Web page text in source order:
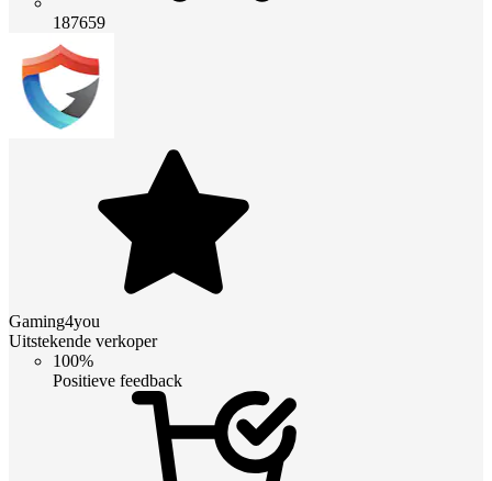
187659
Gaming4you
Uitstekende verkoper
100%
Positieve feedback